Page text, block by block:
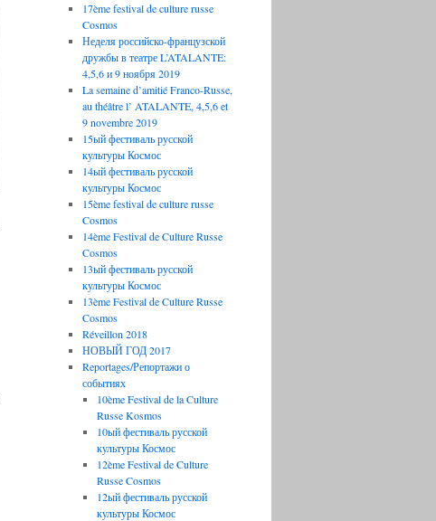
17ème festival de culture russe
Cosmos
Неделя российско-французской
дружбы в театре L’ATALANTE:
4,5,6 и 9 ноября 2019
La semaine d’amitié Franco-Russe,
au théâtre l’ ATALANTE, 4,5,6 et
9 novembre 2019
15ый фестиваль русской
культуры Космос
14ый фестиваль русской
культуры Космос
15ème festival de culture russe
Cosmos
14ème Festival de Culture Russe
Cosmos
13ый фестиваль русской
культуры Космос
13ème Festival de Culture Russe
Cosmos
Réveillon 2018
НОВЫЙ ГОД 2017
Reportages/Репортажи о
событиях
10ème Festival de la Culture
Russe Kosmos
10ый фестиваль русской
культуры Космос
12ème Festival de Culture
Russe Cosmos
12ый фестиваль русской
культуры Космос